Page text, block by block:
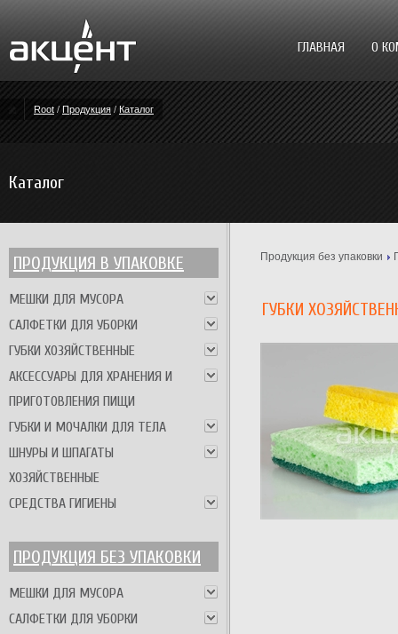
ГЛАВНАЯ О
Root / Продукция / Каталог
Каталог
ПРОДУКЦИЯ В УПАКОВКЕ
МЕШКИ ДЛЯ МУСОРА
САЛФЕТКИ ДЛЯ УБОРКИ
ГУБКИ ХОЗЯЙСТВЕННЫЕ
АКСЕССУАРЫ ДЛЯ ХРАНЕНИЯ И
ПРИГОТОВЛЕНИЯ ПИЩИ
ГУБКИ И МОЧАЛКИ ДЛЯ ТЕЛА
ШНУРЫ И ШПАГАТЫ
ХОЗЯЙСТВЕННЫЕ
СРЕДСТВА ГИГИЕНЫ
ПРОДУКЦИЯ БЕЗ УПАКОВКИ
МЕШКИ ДЛЯ МУСОРА
САЛФЕТКИ ДЛЯ УБОРКИ
Продукция без упаковки
ГУБКИ